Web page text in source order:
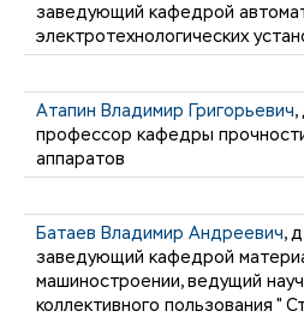
заведующий кафедрой
электротехнологических
Атапин Владимир Григорьевич,
профессор кафедры
аппаратов
Батаев Владимир Андреевич,
заведующий кафедрой
машиностроении, ведущий
коллективного пользования "